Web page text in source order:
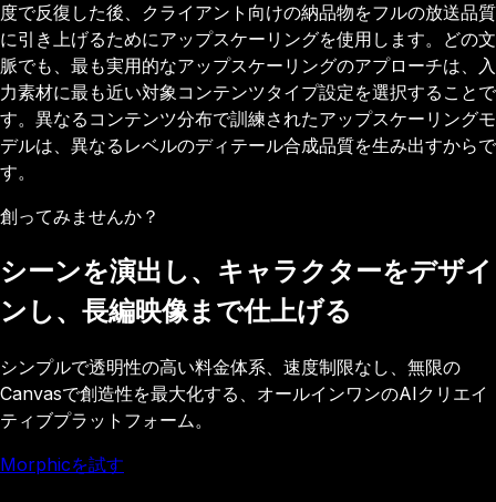
度で反復した後、クライアント向けの納品物をフルの放送品質
に引き上げるためにアップスケーリングを使用します。どの文
脈でも、最も実用的なアップスケーリングのアプローチは、入
力素材に最も近い対象コンテンツタイプ設定を選択することで
す。異なるコンテンツ分布で訓練されたアップスケーリングモ
デルは、異なるレベルのディテール合成品質を生み出すからで
す。
創ってみませんか？
シーンを演出し、キャラクターをデザイ
ンし、長編映像まで仕上げる
シンプルで透明性の高い料金体系、速度制限なし、無限の
Canvasで創造性を最大化する、オールインワンのAIクリエイ
ティブプラットフォーム。
Morphicを試す